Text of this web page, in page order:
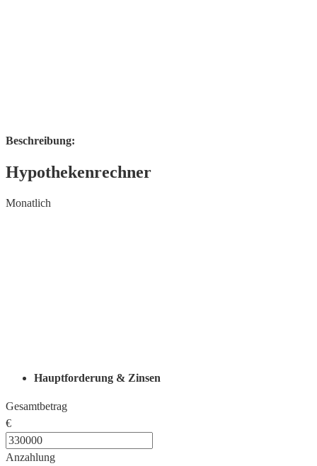
Beschreibung:
Hypothekenrechner
Monatlich
Hauptforderung & Zinsen
Gesamtbetrag
€
Anzahlung